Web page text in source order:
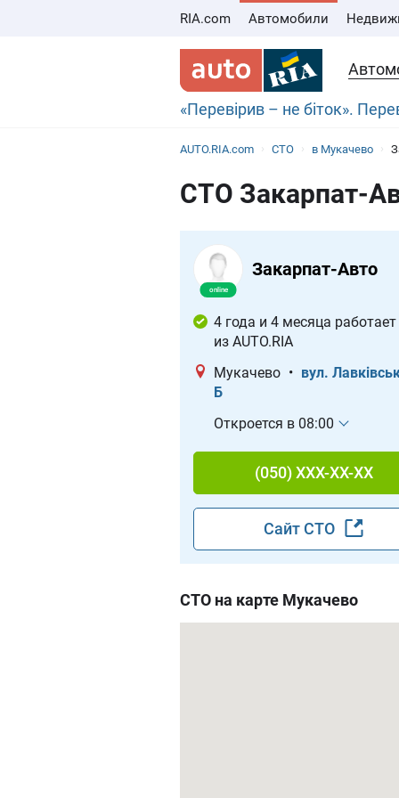
RIA.com Автомобили
«Перевірив – не біток».
AUTO.RIA.com СТО в Мукачево
СТО Закарпат-
Закарпат-Авто
4 года и 4 месяца работает
из AUTO.RIA
Мукачево • вул.
Б
Откроется в 08:00
(050) XXX-XX-XX
Сайт СТО
СТО на карте Мукачево